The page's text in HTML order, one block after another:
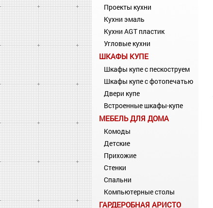
Проекты кухни
Кухни эмаль
Кухни AGT пластик
Угловые кухни
ШКАФЫ КУПЕ
Шкафы купе с пескоструем
Шкафы купе с фотопечатью
Двери купе
Встроенные шкафы-купе
МЕБЕЛЬ ДЛЯ ДОМА
Комоды
Детские
Прихожие
Стенки
Спальни
Компьютерные столы
ГАРДЕРОБНАЯ АРИСТО